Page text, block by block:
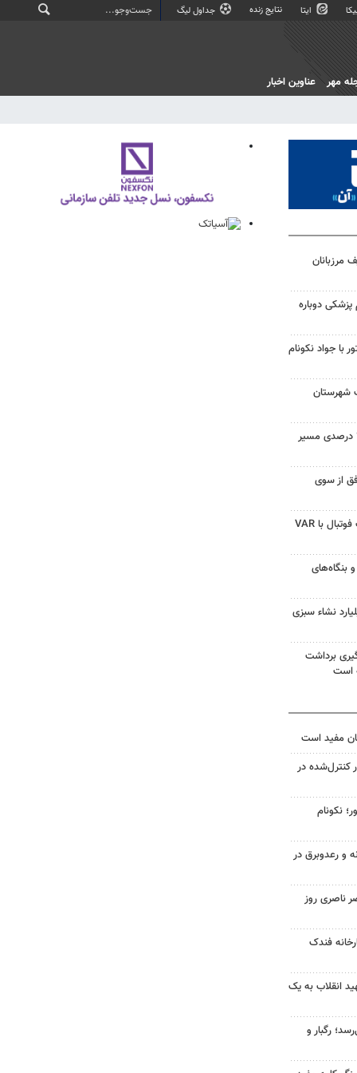
ایتا نتایج زنده جداول لیگ
مهر عناوین اخبار
مرزبانان
علوم پزشکی دوباره
با جواد نکونام
شهرستان
کره جنوبی به دنبال کاهش ۳۵ درصدی مسیر
از سوی
تمام دیدارهای فصل جدید لیگ فوتبال با VAR
بنگاه‌های
نشاء سبزی
برداشت
است
مفید است
کنترل‌شده در
نکونام
و رعدوبرق در
ناصری روز
فندک
انقلاب به یک
رگبار و